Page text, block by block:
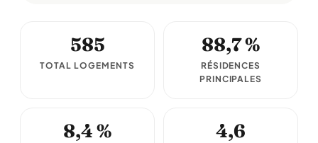
585
TOTAL LOGEMENTS
88,7 %
RÉSIDENCES
PRINCIPALES
8,4 % 4,6